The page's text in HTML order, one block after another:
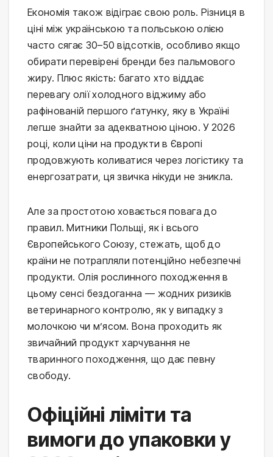
Економія також відіграє свою роль. Різниця в
ціні між українською та польською олією
часто сягає 30–50 відсотків, особливо якщо
обирати перевірені бренди без пальмового
жиру. Плюс якість: багато хто віддає
перевагу олії холодного віджиму або
рафінованій першого ґатунку, яку в Україні
легше знайти за адекватною ціною. У 2026
році, коли ціни на продукти в Європі
продовжують коливатися через логістику та
енергозатрати, ця звичка нікуди не зникла.
Але за простотою ховається повага до
правил. Митники Польщі, як і всього
Європейського Союзу, стежать, щоб до
країни не потрапляли потенційно небезпечні
продукти. Олія рослинного походження в
цьому сенсі бездоганна — жодних ризиків
ветеринарного контролю, як у випадку з
молочкою чи м’ясом. Вона проходить як
звичайний продукт харчування не
тваринного походження, що дає певну
свободу.
Офіційні ліміти та
вимоги до упаковки у